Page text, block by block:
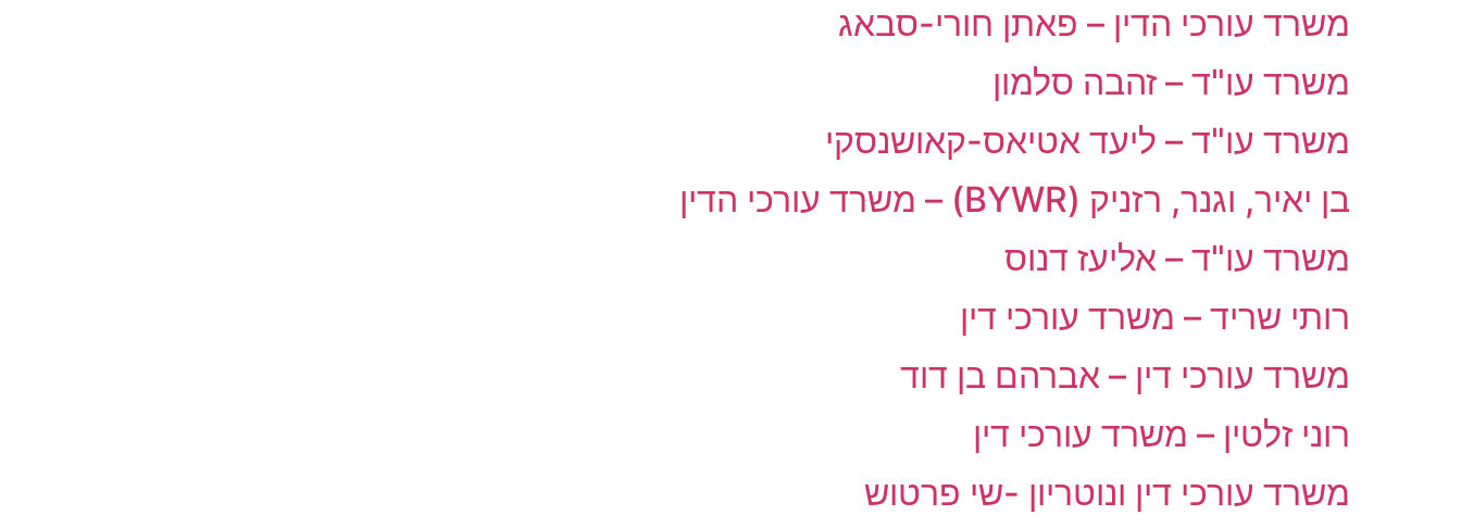
משרד עורכי הדין – פאתן חורי-סבאג
משרד עו"ד – זהבה סלמון
משרד עו"ד – ליעד אטיאס-קאושנסקי
בן יאיר, וגנר, רזניק (BYWR) – משרד עורכי הדין
משרד עו"ד – אליעז דנוס
רותי שריד – משרד עורכי דין
משרד עורכי דין – אברהם בן דוד
רוני זלטין – משרד עורכי דין
משרד עורכי דין ונוטריון -שי פרטוש